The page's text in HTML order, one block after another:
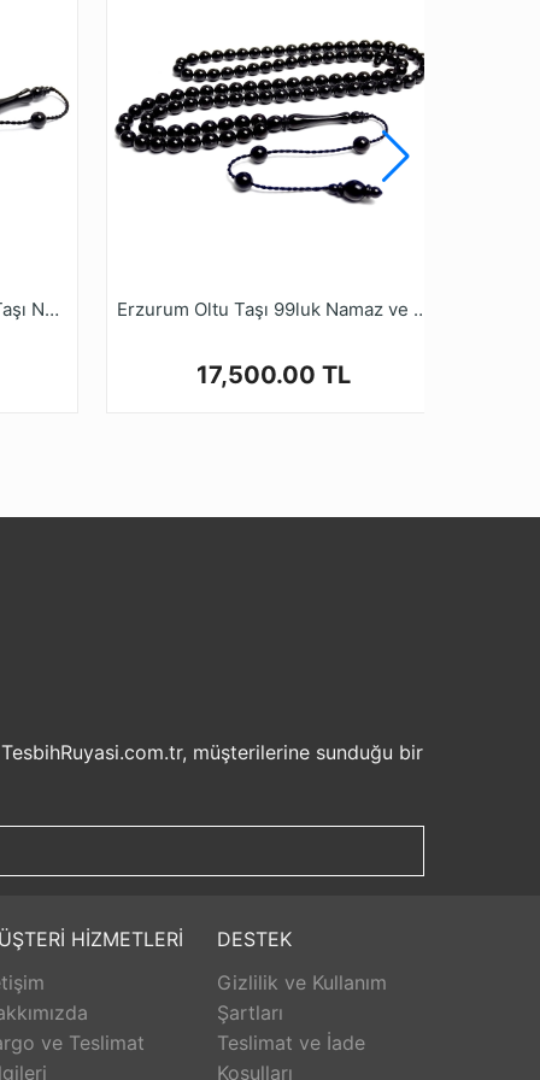
99 Dizi Hakiki Erzurum Oltu Taşı Namaz Tesbihi Erzurum Oltu Taşı 99luk Namaz ve Zikir Tesbihi - Günlük Kullanıma Uygundur
17,500.00 TL
müşterilerine sunduğu bir
deneyiminizi keyifli hale getirebilirsiniz.
ürünü beğenmez veya istediğiniz gibi
olmadan istediğiniz ürünü seçebilirsiniz.
sunar. Ürünlerle ilgili herhangi bir sorun
her aşamasında destek alabilirsiniz.
keyifli bir alışveriş yapabilirsiniz.
HİZMETLERİ
ve Teslimat
DESTEK
Gizlilik ve Kullanım
Şartları
Teslimat ve İade
Koşulları